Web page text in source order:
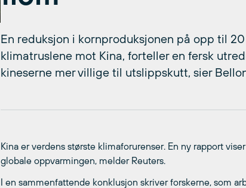
En reduksjon i kornproduksjonen på opp til
klimatruslene mot Kina, forteller en fersk
kineserne mer villige til utslippskutt, sier
Kina er verdens største klimaforurenser. En ny rapport
globale oppvarmingen, melder Reuters.
I en sammenfattende konklusjon skriver forskerne, som